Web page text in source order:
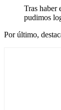
Tras haber
pudimos
Por último,